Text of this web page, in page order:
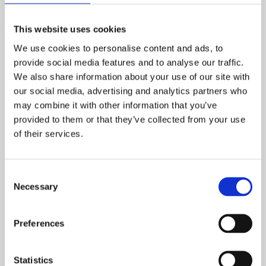
This website uses cookies
We use cookies to personalise content and ads, to
provide social media features and to analyse our traffic.
We also share information about your use of our site with
our social media, advertising and analytics partners who
may combine it with other information that you’ve
provided to them or that they’ve collected from your use
of their services.
Selection
Necessary
Preferences
Statistics
Fullspäckat med söta svarta vinbär, saftiga björnbär & uppfriskande hibiskus.
Pukka Night Time Tea är ett